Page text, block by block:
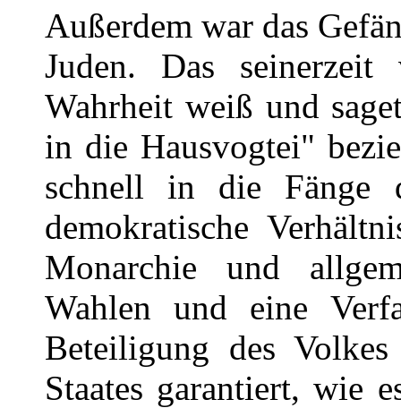
Außerdem war das
Juden. Das
Wahrheit weiß und
in die Hausvogtei"
schnell in die Fänge
demokratische
Monarchie und
Wahlen und eine
Beteiligung des
Staates garantiert, wie